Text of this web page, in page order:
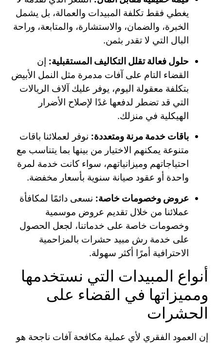
يغطي فقط تكلفة المبيدات والعمالة، بل يشمل
الخبرة، والضمان، والاستشارة، والمتابعة، وراحة
البال التي لا تقدر بثمن.
حلول فعالة تقلل التكاليف المستقبلية: إن
القضاء التام على آفات مدمرة مثل النمل الأبيض
بتكلفة معقولة اليوم، يوفر عليك آلاف الريالات
التي قد تضطر لدفعها غدًا لإصلاح الأضرار
الهيكلية في منزلك.
باقات خدمة مرنة ومتعددة: نوفر لعملائنا باقات
متنوعة يمكنهم الاختيار من بينها بما يتناسب مع
احتياجاتهم وميزانياتهم، سواء كانت خدمة لمرة
واحدة أو عقود صيانة سنوية بأسعار مخفضة.
عروض وخصومات خاصة: نسعى دائمًا لمكافأة
عملائنا من خلال تقديم عروض موسمية
وخصومات خاصة على خدماتنا، لجعل الحصول
على خدمة رش مبيد حشرات بالمزاحمية
الاحترافية أمرًا أكثر سهولة.
أنواع المبيدات التي نستخدمها
ومميزاتها في القضاء على
الحشرات
إن العمود الفقري لأي عملية مكافحة آفات ناجحة هو